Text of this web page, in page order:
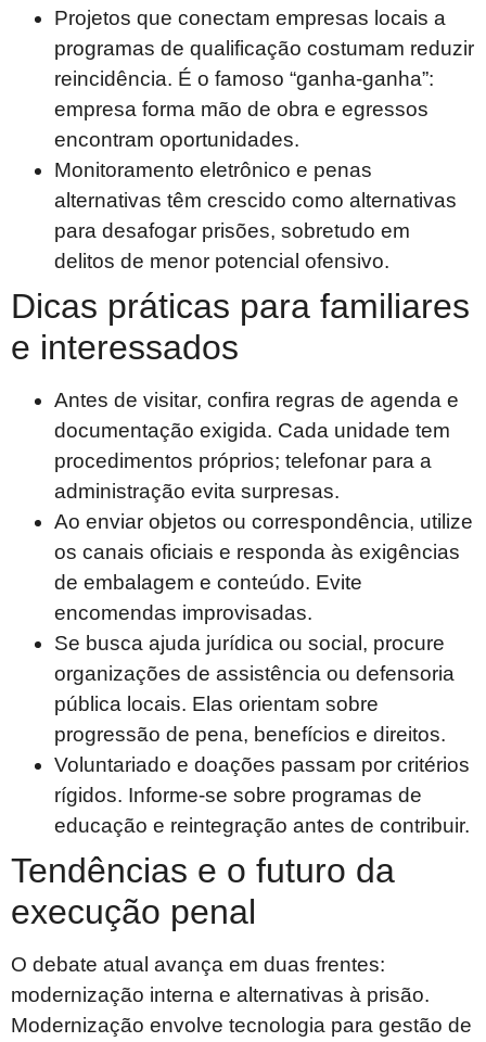
Projetos que conectam empresas locais a
programas de qualificação costumam reduzir
reincidência. É o famoso “ganha-ganha”:
empresa forma mão de obra e egressos
encontram oportunidades.
Monitoramento eletrônico e penas
alternativas têm crescido como alternativas
para desafogar prisões, sobretudo em
delitos de menor potencial ofensivo.
Dicas práticas para familiares
e interessados
Antes de visitar, confira regras de agenda e
documentação exigida. Cada unidade tem
procedimentos próprios; telefonar para a
administração evita surpresas.
Ao enviar objetos ou correspondência, utilize
os canais oficiais e responda às exigências
de embalagem e conteúdo. Evite
encomendas improvisadas.
Se busca ajuda jurídica ou social, procure
organizações de assistência ou defensoria
pública locais. Elas orientam sobre
progressão de pena, benefícios e direitos.
Voluntariado e doações passam por critérios
rígidos. Informe-se sobre programas de
educação e reintegração antes de contribuir.
Tendências e o futuro da
execução penal
O debate atual avança em duas frentes:
modernização interna e alternativas à prisão.
Modernização envolve tecnologia para gestão de